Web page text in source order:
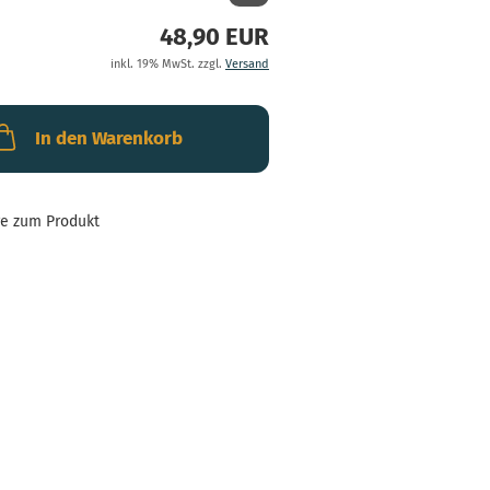
48,90 EUR
inkl. 19% MwSt. zzgl. Versand
In den Warenkorb
zum Produkt